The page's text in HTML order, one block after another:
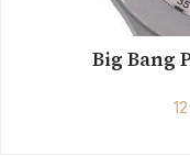
Big Bang